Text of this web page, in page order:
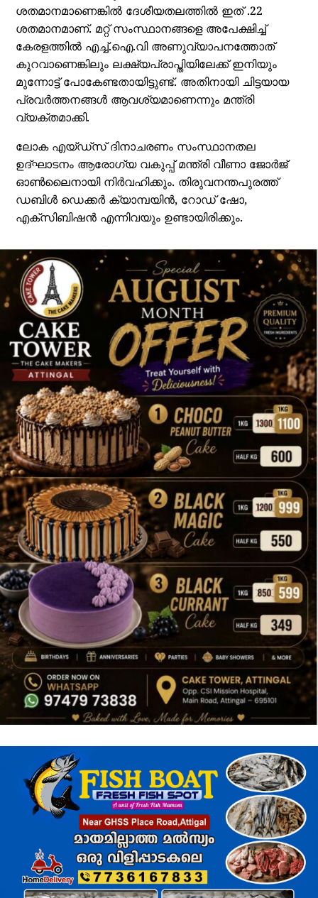
ശതമാനമാണെങ്കില്‍ ദേശീയതലത്തില്‍ ഇത് .22
ശതമാനമാണ്. മറ്റ് സംസ്ഥാനങ്ങളെ അപേക്ഷിച്ച്
കേരളത്തില്‍ എച്ച്.ഐ.വി അണുവ്യാപനത്തോത്
കുറവാണെങ്കിലും ലക്ഷ്യപ്രാപ്തിയിലേക്ക് ഇനിയും
മുന്നോട്ട് പോകേണ്ടതായിട്ടുണ്ട്. അതിനായി ചിട്ടയായ
പ്രവര്‍ത്തനങ്ങള്‍ ആവശ്യമാണെന്നും മന്ത്രി
വ്യക്തമാക്കി.
ലോക എയ്ഡ്‌സ് ദിനാചരണം സംസ്ഥാനതല
ഉദ്ഘാടനം ആരോഗ്യ വകുപ്പ് മന്ത്രി വീണാ ജോര്‍ജ്
ഓണ്‍ലൈനായി നിര്‍വഹിക്കും. തിരുവനന്തപുരത്ത്
ഡബിള്‍ ഡെക്കര്‍ ക്യാമ്പയിന്‍, റോഡ് ഷോ,
എക്‌സിബിഷന്‍ എന്നിവയും ഉണ്ടായിരിക്കും.